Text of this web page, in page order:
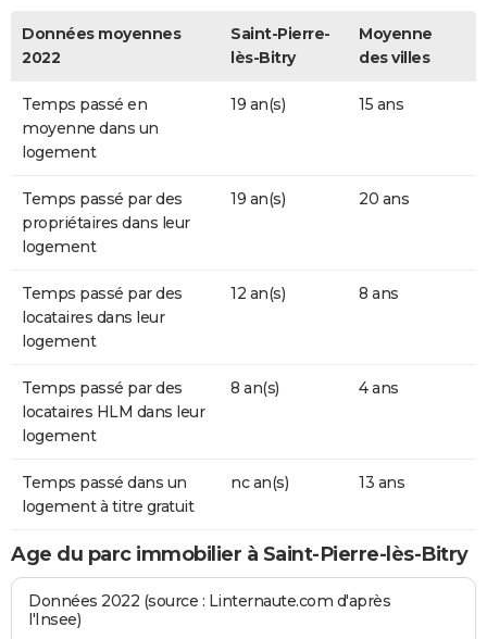
Données moyennes
2022
Saint-Pierre-
lès-Bitry
Moyenne
des villes
Temps passé en
moyenne dans un
logement
19 an(s) 15 ans
Temps passé par des
propriétaires dans leur
logement
19 an(s) 20 ans
Temps passé par des
locataires dans leur
logement
12 an(s) 8 ans
Temps passé par des
locataires HLM dans leur
logement
8 an(s) 4 ans
Temps passé dans un
logement à titre gratuit
nc an(s) 13 ans
Age du parc immobilier à Saint-Pierre-lès-Bitry
Données 2022 (source : Linternaute.com d'après
l'Insee)